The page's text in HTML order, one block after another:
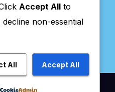
Accept All to
decline non-essential
All Accept All